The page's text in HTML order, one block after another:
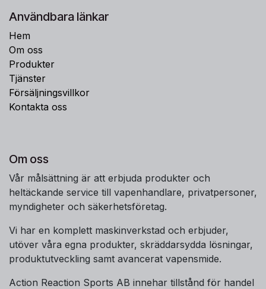
Användbara länkar
Hem
Om oss
Produkter
Tjänster
Försäljningsvillkor
Kontakta oss
Om oss
Vår målsättning är att erbjuda produkter och
heltäckande service till vapenhandlare, privatpersoner,
myndigheter och säkerhetsföretag.
Vi har en komplett maskinverkstad och erbjuder,
utöver våra egna produkter, skräddarsydda lösningar,
produktutveckling samt avancerat vapensmide.
Action Reaction Sports AB innehar tillstånd för handel